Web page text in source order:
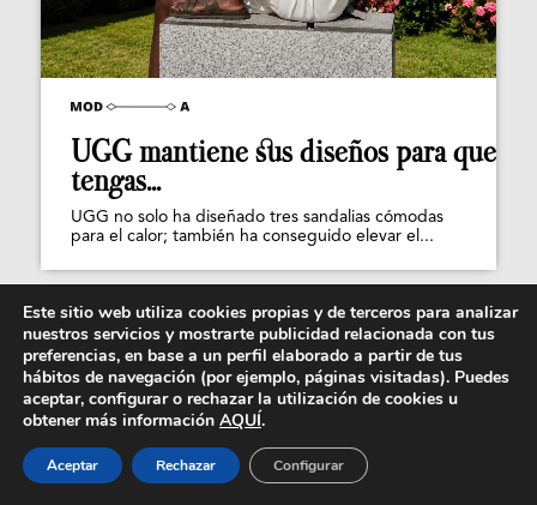
UGG mantiene sus diseños para que
tengas...
UGG no solo ha diseñado tres sandalias cómodas
para el calor; también ha conseguido elevar el...
Este sitio web utiliza cookies propias y de terceros para analizar
nuestros servicios y mostrarte publicidad relacionada con tus
preferencias, en base a un perfil elaborado a partir de tus
hábitos de navegación (por ejemplo, páginas visitadas). Puedes
aceptar, configurar o rechazar la utilización de cookies u
obtener más información AQUÍ.
Aceptar Rechazar Configurar